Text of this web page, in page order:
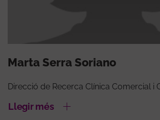
Marta Serra Soriano
Direcció de Recerca Clínica Comercial i
Llegir més